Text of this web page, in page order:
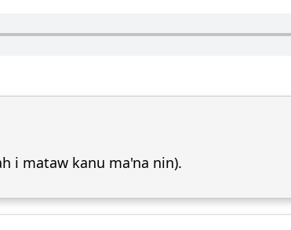
i mataw kanu ma'na nin).